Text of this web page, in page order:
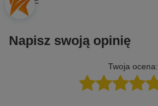
Napisz swoją opinię
Twoja ocena: